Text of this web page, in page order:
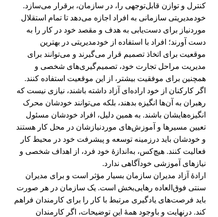
کنترل و توازن قابل‌توجهی را، در سازمان، برقرار می‌سازد.
خودمدیریتی سازمانی به افراد اجازه می‌دهد تا تمام استقلال
موردنیاز برای دست‌یابی به هدف و مقصد خود در کار را به
دست آورند؛ افراد با استفاده از خودمدیریتی در بهترین
موقعیت برای اتخاذ تصمیم قرار می‌گیرند و می‌توانند برای
مدیریت مراحل تجارت خود، تصمیم‌گیری‌های شخصی و
همچنین برای موفقیت بیشتر، از این موقعیت استفاده کنند.
اگر کارکنان از خود اراده‌ای آزاد داشته باشند، نیازی نیست که
رهبران به آن‌ها انگیزه بدهند، بلکه می‌توانند خودشان محرک
انگیزه‌هایشان باشند. به همین دلیل، افراد خودشان مسئول
تعیین مسیرها و آموزش‌های موردنیازشان در محل کار هستند
و خودشان باید درزمینه توسعه و پیشرفت خود در محیط کار
فعالیت کنند. هیچ‌کس، به‌اندازۀ خود فرد، از اهداف شخصی و
نیازهای آموزشی خود‌آگاهی ندارد.
ارادۀ آزاد مدیران سازمان بسیار مؤثر است و برای مدیران
سنتی فوق‌العاده رهایی‌بخش است. یک سازمان در هر صورت
باید فرصت‌های یادگیری مرتبط با کار را برای کارمندان فراهم
کند. درنهایت و باوجود همۀ این توضیحات، اگر کارمندان